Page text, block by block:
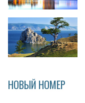
НОВЫЙ НОМЕР